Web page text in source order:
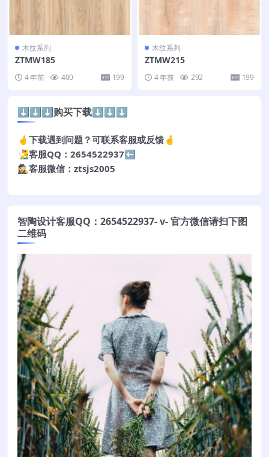
木纹系列
ZTMW185
4 年前 400 199
木纹系列
ZTMW215
4 年前 292 199
⬇️⬇️⬇️购买下载⬇️⬇️⬇️
🤞下载遇到问题？可联系客服或反馈🤞
🧏‍♂️客服QQ：2654522937⬅️
🕵️‍♀️客服微信：ztsjs2005
智陶设计客服QQ：2654522937- v- 官方微信请扫下图
二维码